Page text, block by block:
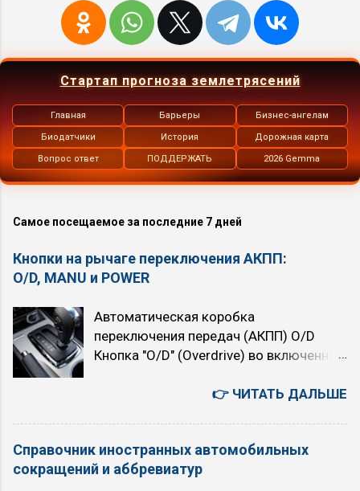
Стартап прогноза землетрясений
Главная
Биодатчики
Вопрос ответ
Барьеры
История
ПОДДЕРЖАТЬ
Бизнес-ангелам
Дорожная карта
2026 Gemma
Самое посещаемое за последние 7 дней
Кнопки на рычаге переключения АКПП:
O/D, MANU и POWER
Автоматическая коробка
переключения передач (АКПП) O/D
Кнопка "O/D" (Overdrive) во включенном
высшую передачу. При нажатой кнопке
OFF") — трёхступенчатый. При
включении Overdrive автомобиль
👉 ЧИТАТЬ ДАЛЬШЕ
Справочник иностранных автомобильных
сокращений и аббревиатур